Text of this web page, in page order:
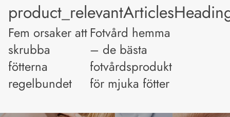
Fem orsaker att
skrubba
fötterna
regelbundet
Fotvård hemma
– de bästa
fotvårdsprodukterna
för mjuka fötter